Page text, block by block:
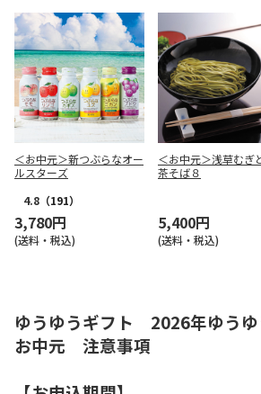
＜お中元＞新つぶらなオー
ルスターズ
4.8 （191）
3,780円
(送料・税込)
＜お中元＞浅草むぎ
茶そば８
5,400円
(送料・税込)
ゆうゆうギフト 2026年ゆうゆ
お中元 注意事項